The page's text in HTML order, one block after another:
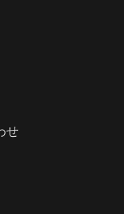
せ